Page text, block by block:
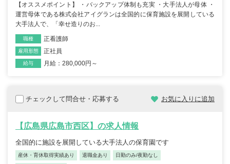
【オススメポイント】 ・バックアップ体制も充実 ・大手法人が母体 ・
運営母体である株式会社アイグランは全国的に保育施設を展開している
大手法人で、「幸せ造りのお...
職種 正看護師
雇用形態 正社員
給与 月給：280,000円～
チェックして問合せ・応募する お気に入りに追加
【広島県広島市西区】の求人情報
全国的に施設を展開している大手法人の保育園です
産休・育休取得実績あり 退職金あり 日勤のみ/夜勤なし